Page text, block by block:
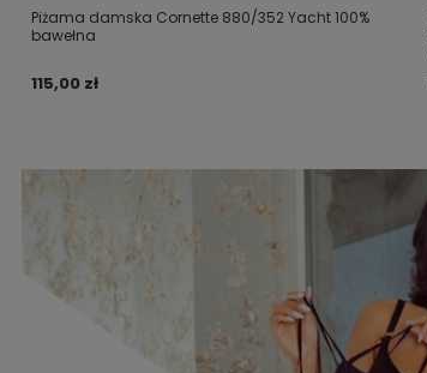
Piżama damska Cornette 880/352 Yacht 100%
bawełna
115,00 zł